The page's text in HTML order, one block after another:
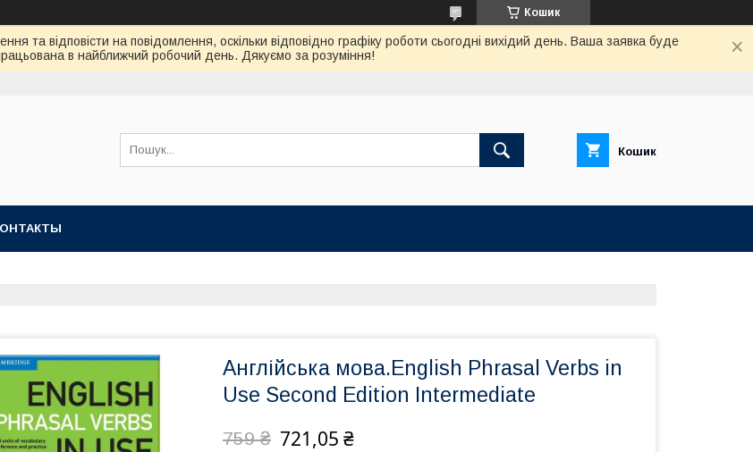
Кошик
та відповісти на повідомлення, оскільки відповідно графіку роботи сьогодні вихідий день. Ваша заявка буде
в найближчий робочий день. Дякуємо за розуміння!
Кошик
Англійська мова.English Phrasal Verbs in
Use Second Edition Intermediate
759 ₴ 721,05 ₴